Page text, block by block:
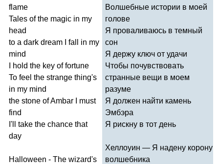
flame
Tales of the magic in my
head
to a dark dream fall in my
mind
hold the key of fortune
To feel the strange thing's
in my mind
the stone ofAmbar
must
find
I'll
take the chance that
day
Halloween - The wizard's
Волшебные истории в моей
голове
Я проваливаюсь в темный
сон
Я держу ключ от удачи
Чтобы почувствовать
странные вещи в моем
разуме
Я должен найти камень
Эмбэра
Я рискну в тот день
Хеллоуин — Я надену корону
волшебника